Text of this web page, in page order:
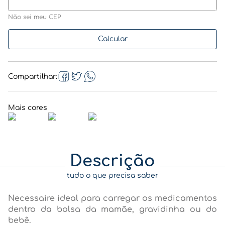
Não sei meu CEP
Compartilhar
Descrição
tudo o que precisa saber
Necessaire ideal para carregar os medicamentos
dentro da bolsa da mamãe, gravidinha ou do
bebê.